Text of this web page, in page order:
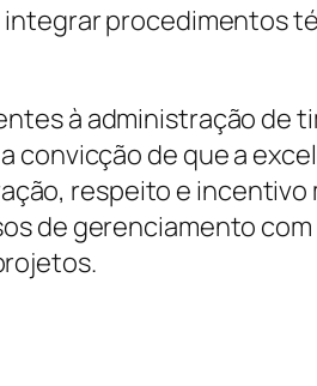
procedimentos
à administração de
de que a
respeito e incentivo
de gerenciamento